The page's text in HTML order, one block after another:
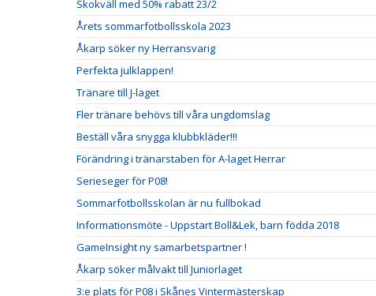
Skokväll med 50% rabatt 23/2
Årets sommarfotbollsskola 2023
Åkarp söker ny Herransvarig
Perfekta julklappen!
Tränare till J-laget
Fler tränare behövs till våra ungdomslag
Beställ våra snygga klubbkläder!!!
Förändring i tränarstaben för A-laget Herrar
Serieseger för P08!
Sommarfotbollsskolan är nu fullbokad
Informationsmöte - Uppstart Boll&Lek, barn födda 2018
GameInsight ny samarbetspartner !
Åkarp söker målvakt till Juniorlaget
3:e plats för P08 i Skånes Vintermästerskap